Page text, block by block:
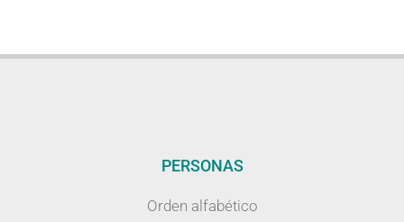
PERSONAS
Orden alfabético